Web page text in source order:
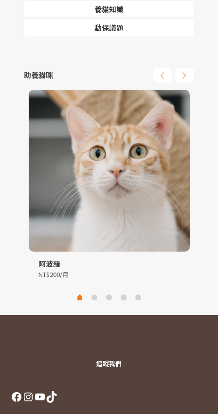
養貓知識
動保議題
助養貓咪
阿波羅
NT$200
追蹤我們
Facebook
Instagram
YouTube
TikTok